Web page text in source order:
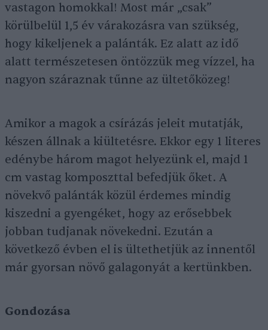
vastagon homokkal! Most már „csak”
körülbelül 1,5 év várakozásra van szükség,
hogy kikeljenek a palánták. Ez alatt az idő
alatt természetesen öntözzük meg vízzel, ha
nagyon száraznak tűnne az ültetőközeg!
Amikor a magok a csírázás jeleit mutatják,
készen állnak a kiültetésre. Ekkor egy 1 literes
edénybe három magot helyezünk el, majd 1
cm vastag komposzttal befedjük őket. A
növekvő palánták közül érdemes mindig
kiszedni a gyengéket, hogy az erősebbek
jobban tudjanak növekedni. Ezután a
következő évben el is ültethetjük az innentől
már gyorsan növő galagonyát a kertünkben.
Gondozása